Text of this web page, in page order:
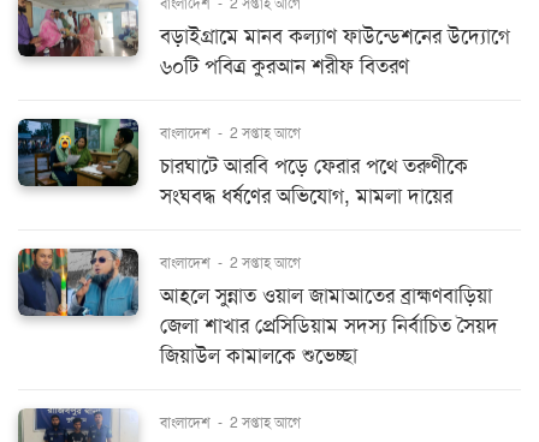
বাংলাদেশ - 2 সপ্তাহ আগে
বড়াইগ্রামে মানব কল্যাণ ফাউন্ডেশনের উদ্যোগে
৬০টি পবিত্র কুরআন শরীফ বিতরণ
বাংলাদেশ - 2 সপ্তাহ আগে
চারঘাটে আরবি পড়ে ফেরার পথে তরুণীকে
সংঘবদ্ধ ধর্ষণের অভিযোগ, মামলা দায়ের
বাংলাদেশ - 2 সপ্তাহ আগে
আহলে সুন্নাত ওয়াল জামাআতের ব্রাহ্মণবাড়িয়া
জেলা শাখার প্রেসিডিয়াম সদস্য নির্বাচিত সৈয়দ
জিয়াউল কামালকে শুভেচ্ছা
বাংলাদেশ - 2 সপ্তাহ আগে